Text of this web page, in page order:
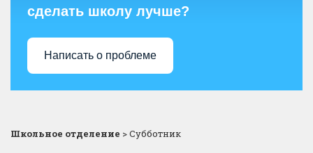
сделать школу лучше?
Написать о проблеме
Школьное отделение >Субботник